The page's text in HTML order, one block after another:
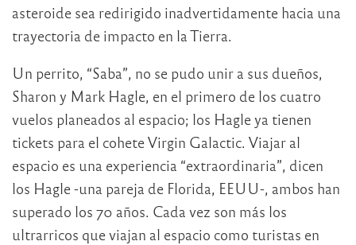
asteroide sea redirigido inadvertidamente hacia una
trayectoria de impacto en la Tierra.
Un perrito, “Saba”, no se pudo unir a sus dueños,
Sharon y Mark Hagle, en el primero de los cuatro
vuelos planeados al espacio; los Hagle ya tienen
tickets para el cohete Virgin Galactic. Viajar al
espacio es una experiencia “extraordinaria”, dicen
los Hagle -una pareja de Florida, EEUU-, ambos han
superado los 70 años. Cada vez son más los
ultrarricos que viajan al espacio como turistas en